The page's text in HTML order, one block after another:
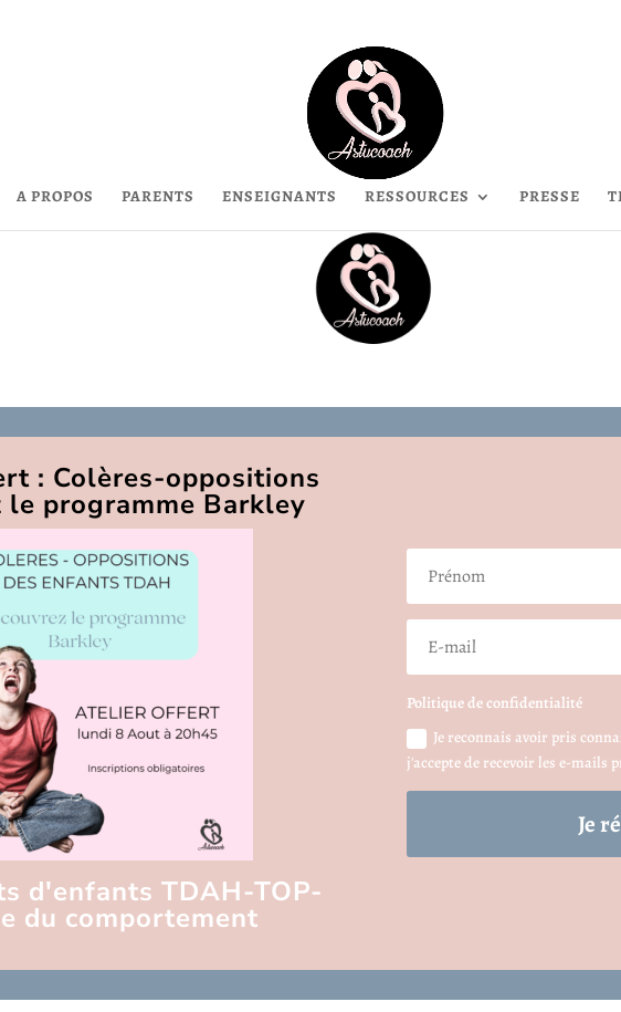
A PROPOS PARENTS ENSEIGNANTS RESSOURCES PRESSE
: Colères-oppositions
le programme Barkley
d'enfants TDAH-TOP-
du comportement
Politique de confidentialité
Je reconnais avoir pris
j'accepte de recevoir les e-mails
Je